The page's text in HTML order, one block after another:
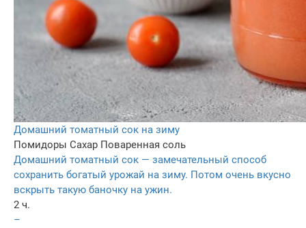
Домашний томатный сок на зиму
Помидоры Сахар Поваренная соль
Домашний томатный сок — замечательный способ
сохранить богатый урожай на зиму. Потом очень вкусно
вскрыть такую баночку на ужин.
2 ч.
–